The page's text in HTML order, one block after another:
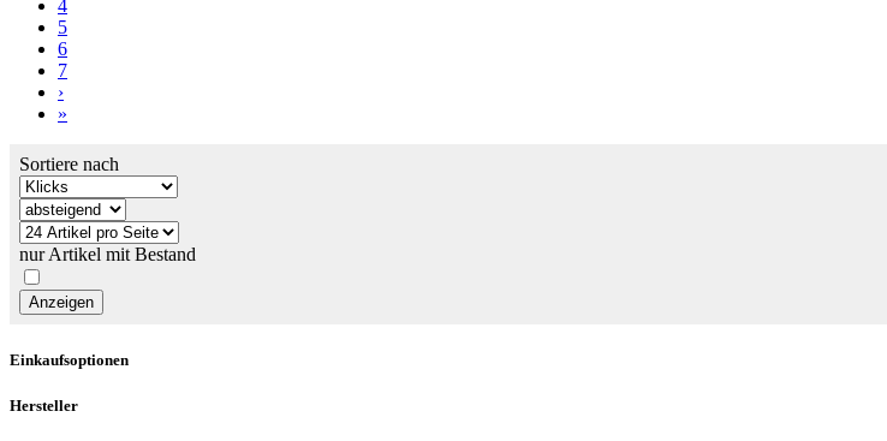
4
5
6
7
›
»
Sortiere nach
nur Artikel mit Bestand
Einkaufsoptionen
Hersteller